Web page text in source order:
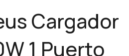
Cargador
1 Puerto